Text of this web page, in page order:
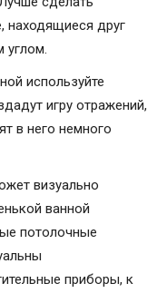
находящиеся друг
углом.
используйте
игру отражений,
в него немного
визуально
ванной
потолочные
приборы, к